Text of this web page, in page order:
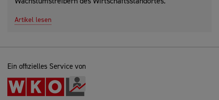
Artikel lesen
Ein offizielles Service von